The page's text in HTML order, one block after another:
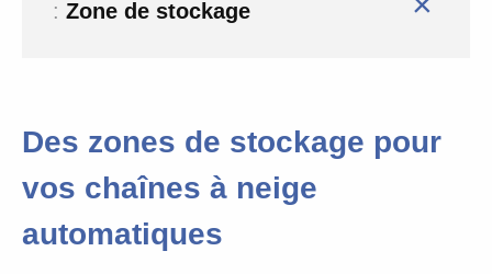
: Zone de stockage
Des zones de stockage pour
vos chaînes à neige
automatiques